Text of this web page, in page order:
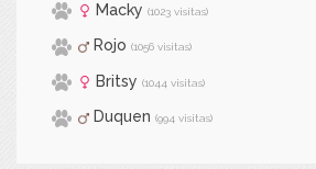
Macky (1023 visitas)
Rojo (1056 visitas)
Britsy (1044 visitas)
Duquen (994 visitas)